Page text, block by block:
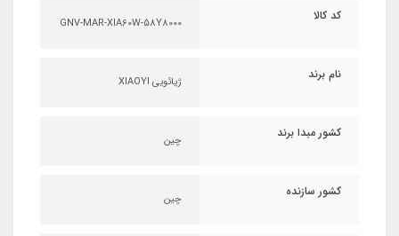
کد کالا GNV-MAR-XIA60W-58Y8000
نام برند ژیائویی XIAOYI
کشور مبدا برند چین
کشور سازنده چین